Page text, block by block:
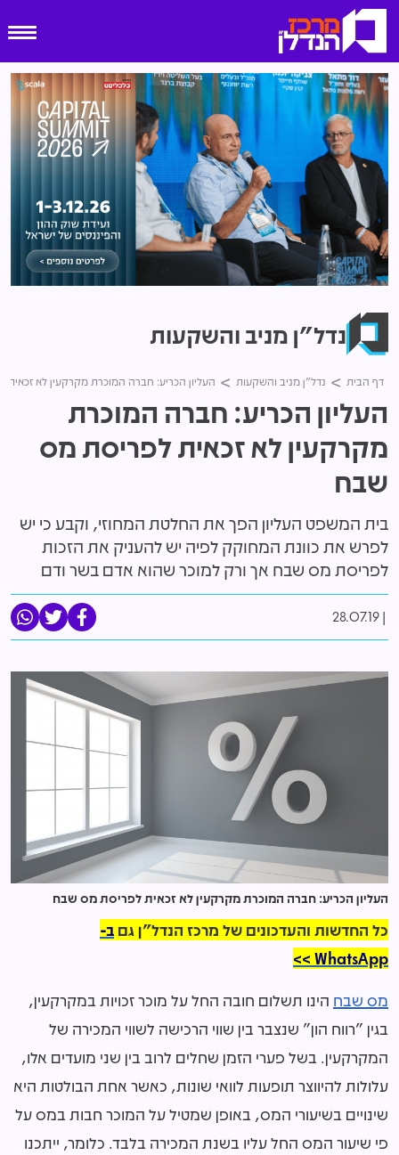
נדל"ן מניב והשקעות
דף הבית נדל"ן מניב והשקעות העליון הכריע: חברה המוכרת מקרקעין לא
העליון הכריע: חברה המוכרת
מקרקעין לא זכאית לפריסת מס
שבח
בית המשפט העליון הפך את החלטת המחוזי, וקבע כי יש
לפרש את כוונת המחוקק לפיה יש להעניק את הזכות
לפריסת מס שבח אך ורק למוכר שהוא אדם בשר ודם
28.07.19
העליון הכריע: חברה המוכרת מקרקעין לא זכאית לפריסת מס שבח
כל החדשות והעדכונים של מרכז הנדל"ן גם ב-
WhatsApp >>
מס שבח הינו תשלום חובה החל על מוכר זכויות במקרקעין,
בגין "רווח הון" שנצבר בין שווי הרכישה לשווי המכירה של
המקרקעין. בשל פערי הזמן שחלים לרוב בין שני מועדים אלו,
עלולות להיווצר תופעות לוואי שונות, כאשר אחת הבולטות היא
שינויים בשיעורי המס, באופן שמטיל על המוכר חבות במס על
פי שיעור המס החל עליו בשנת המכירה בלבד. כלומר, ייתכנו